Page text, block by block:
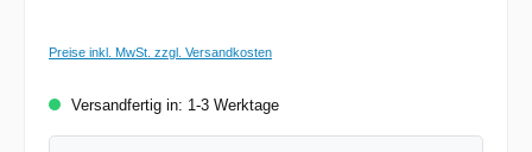
Preise inkl. MwSt. zzgl. Versandkosten
Versandfertig in: 1-3 Werktage